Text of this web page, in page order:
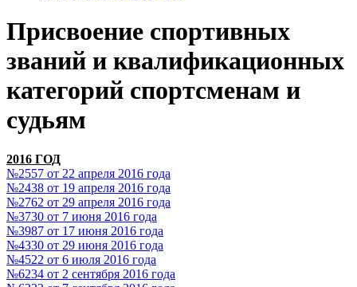
Присвоение спортивных
званий и квалификационных
категорий спортсменам и
судьям
2016 ГОД
№2557 от 22 апреля 2016 года
№2438 от 19 апреля 2016 года
№2762 от 29 апреля 2016 года
№3730 от 7 июня 2016 года
№3987 от 17 июня 2016 года
№4330 от 29 июня 2016 года
№4522 от 6 июля 2016 года
№6234 от 2 сентября 2016 года